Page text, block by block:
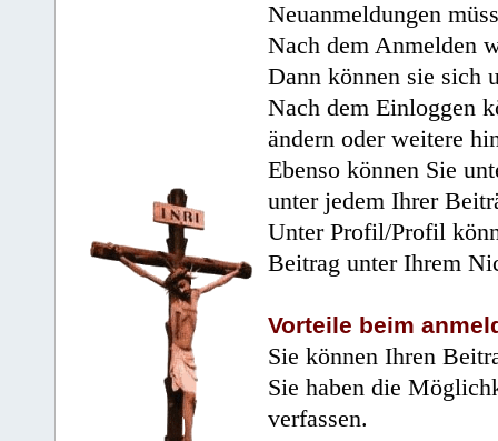
Neuanmeldungen
Nach dem Anmelden
Dann können sie sich
Nach dem Einloggen
ändern oder weitere
Ebenso können Sie
unter jedem Ihrer
Unter Profil/Profil
Beitrag unter Ihrem
Vorteile beim
Sie können Ihren
Sie haben die
verfassen.